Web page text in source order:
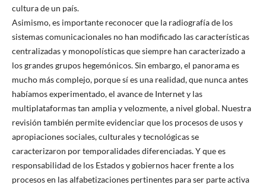
cultura de un país.
Asimismo, es importante reconocer que la radiografía de los
sistemas comunicacionales no han modificado las características
centralizadas y monopolísticas que siempre han caracterizado a
los grandes grupos hegemónicos. Sin embargo, el panorama es
mucho más complejo, porque sí es una realidad, que nunca antes
habíamos experimentado, el avance de Internet y las
multiplataformas tan amplia y velozmente, a nivel global. Nuestra
revisión también permite evidenciar que los procesos de usos y
apropiaciones sociales, culturales y tecnológicas se
caracterizaron por temporalidades diferenciadas. Y que es
responsabilidad de los Estados y gobiernos hacer frente a los
procesos en las alfabetizaciones pertinentes para ser parte activa